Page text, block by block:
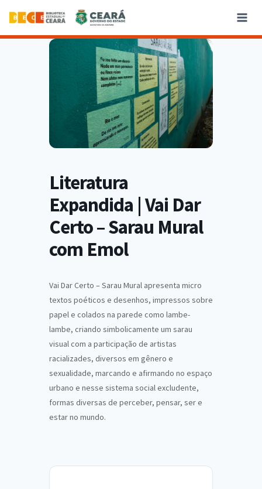
Literatura
Expandida | Vai Dar
Certo – Sarau Mural
com Emol
Vai Dar Certo – Sarau Mural apresenta micro
textos poéticos e desenhos, impressos sobre
papel e colados na parede como lambe-
lambe, criando simbolicamente um sarau
visual com a participação de artistas
racializades, diversos em gênero e
sexualidade, marcando e afirmando no espaço
urbano e nesse sistema social excludente,
formas diversas de perceber, pensar, ser e
estar no mundo.